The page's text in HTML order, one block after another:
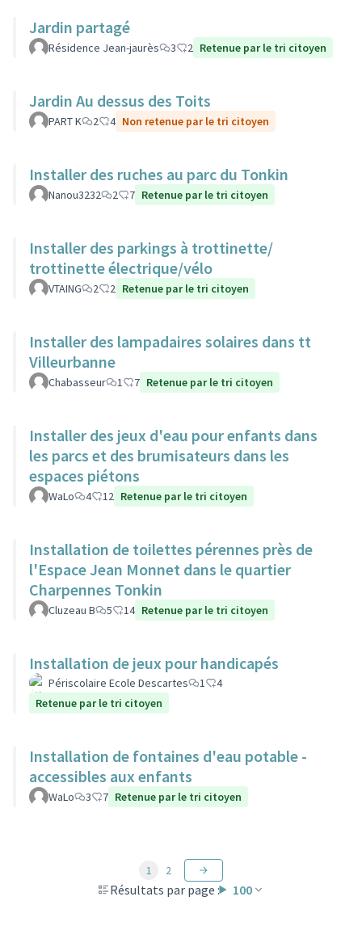
Jardin partagé
Résidence Jean-jaurès 3 2 Retenue par le tri citoyen
Jardin Au dessus des Toits
PART K 2 4 Non retenue par le tri citoyen
Installer des ruches au parc du Tonkin
Nanou3232 2 7 Retenue par le tri citoyen
Installer des parkings à trottinette/
trottinette électrique/vélo
VTAING 2 2 Retenue par le tri citoyen
Installer des lampadaires solaires dans tt
Villeurbanne
Chabasseur 1 7 Retenue par le tri citoyen
Installer des jeux d'eau pour enfants dans
les parcs et des brumisateurs dans les
espaces piétons
WaLo 4 12 Retenue par le tri citoyen
Installation de toilettes pérennes près de
l'Espace Jean Monnet dans le quartier
Charpennes Tonkin
Cluzeau B 5 14 Retenue par le tri citoyen
Installation de jeux pour handicapés
Périscolaire Ecole Descartes 1
4
Retenue par le tri citoyen
Installation de fontaines d'eau potable -
accessibles aux enfants
WaLo 3 7 Retenue par le tri citoyen
Résultats par page : 100
1 2